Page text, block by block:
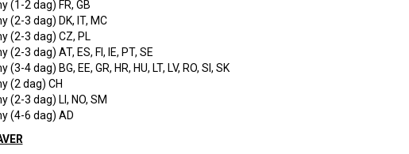
(1-2 dag) FR, GB
(2-3 dag) DK, IT, MC
(2-3 dag) CZ, PL
(2-3 dag) AT, ES, FI, IE, PT, SE
4 dag) BG, EE, GR, HR, HU, LT, LV, RO, SI, SK
(2 dag) CH
(2-3 dag) LI, NO, SM
(4-6 dag) AD